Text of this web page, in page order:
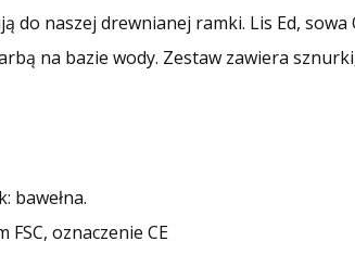
naszej drewnianej ramki. Lis Ed,
na bazie wody. Zestaw zawiera
bawełna.
oznaczenie CE